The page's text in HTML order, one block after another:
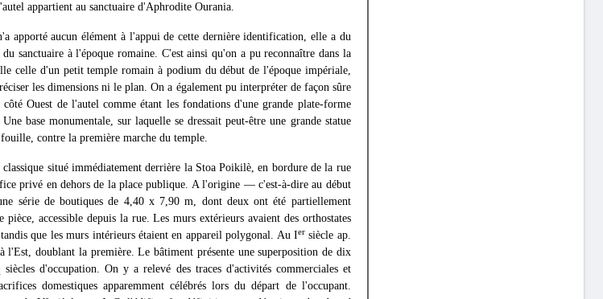
appartient au sanctuaire d'Aphrodite Ourania.
apporté aucun élément à l'appui de cette dernière identification, elle a du
sanctuaire à l'époque romaine. C'est ainsi qu'on a pu reconnaître dans la
celle d'un petit temple romain à podium du début de l'époque impériale,
les dimensions ni le plan. On a également pu interpréter de façon sûre
Ouest de l'autel comme étant les fondations d'une grande plate-forme
base monumentale, sur laquelle se dressait peut-être une grande statue
contre la première marche du temple.
situé immédiatement derrière la Stoa Poikilè, en bordure de la rue
privé en dehors de la place publique. A l'origine — c'est-à-dire au début
série de boutiques de 4,40 x 7,90 m, dont deux ont été partiellement
pièce, accessible depuis la rue. Les murs extérieurs avaient des orthostates
que les murs intérieurs étaient en appareil polygonal. Au Iersiècle ap.
l'Est, doublant la première. Le bâtiment présente une superposition de dix
d'occupation. On y a relevé des traces d'activités commerciales et
domestiques apparemment célébrés lors du départ de l'occupant.